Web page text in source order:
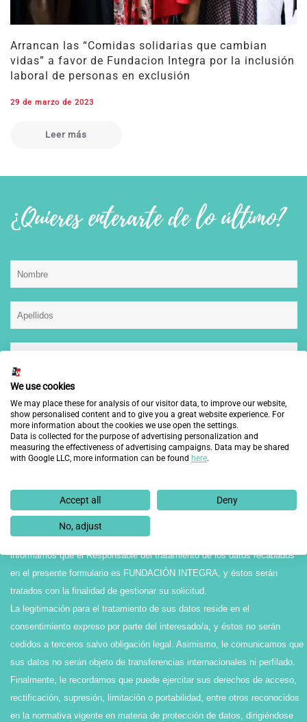
Arrancan las “Comidas solidarias que cambian
vidas” a favor de Fundacion Integra por la inclusión
laboral de personas en exclusión
29 de marzo de 2023
Leer más
¿Quieres enterarte de lo último?
He leído, entiendo y acepto la
This site is protected by reCAPTCHA and the GooglePrivacy Policy
*En cumplimiento de la Ley Orgánica 3/2018, de 5 de diciembre, de
Protección de Datos personales y Garantía de los Derechos Digitales, le
informamos que el Responsable del tratamiento de los datos recabados
en el presente formulario es FUNDACIÓN INTEGRA, y éstos serán
tratados con la finalidad de gestionar su solicitud.
La legitimación para el tratamiento de sus datos reside en el
consentimiento expreso por parte del interesado/a, y éstos no serán
cedidos a terceros salvo obligación legal. Asimismo, le comunicamos que
sus datos no serán objeto de transferencias internacionales ni perfilado.
Finalmente, le recordamos que puede ejercitar sus derechos de acceso,
rectificación, supresión, limitación o portabilidad, entre otros reconocidos
en la normativa vigente en materia de protección de datos, dirigiéndose
We use cookies
We may place these for analysis of our visitor data, to improve our website,
show personalised content and to give you a great website experience. For
more information about the cookies we use open the settings.
Data is collected for the purpose of advertising personalization and
measuring the effectiveness of advertising campaigns. Data may be shared
with Google LLC, more information can be found here.
Accept all Deny
No, adjust